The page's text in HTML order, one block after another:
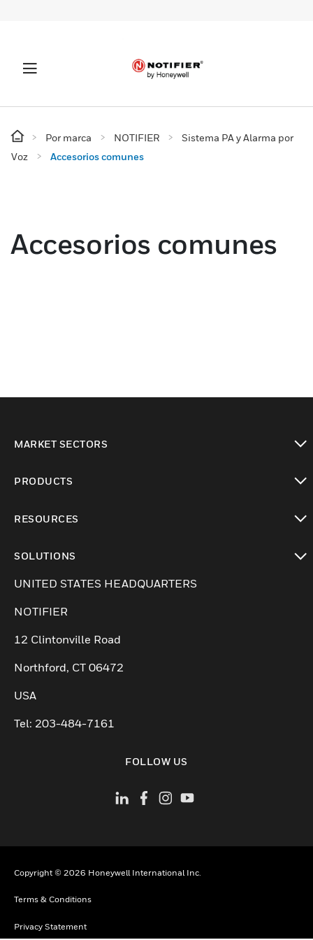
Por marca NOTIFIER
Sistema PA y Alarma por
Voz
Accesorios comunes
Accesorios comunes
MARKET SECTORS
PRODUCTS
RESOURCES
SOLUTIONS
Cambiar vista
UNITED STATES HEADQUARTERS
NOTIFIER
12 Clintonville Road
Northford, CT 06472
USA
Tel: 203-484-7161
FOLLOW US
Copyright © 2026 Honeywell International Inc.
Terms & Conditions
Privacy Statement